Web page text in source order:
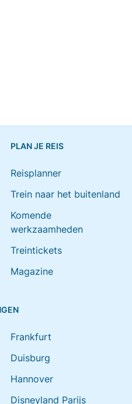
PLAN JE REIS
Reisplanner
Trein naar het buitenland
Komende
werkzaamheden
Treintickets
Magazine
Frankfurt
Duisburg
Hannover
Disneyland Parijs